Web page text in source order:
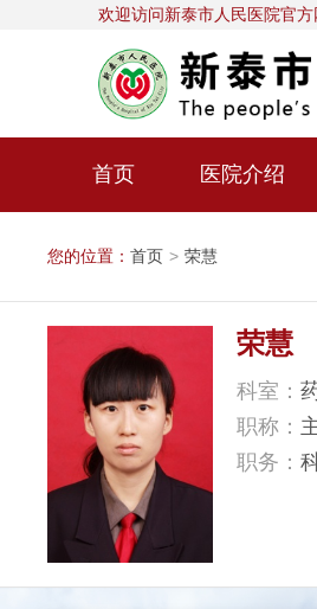
欢迎访问新泰市人民医院官方
首页 医院介绍
您的位置： 首页 > 荣慧
荣慧
科室：
职称：
职务：